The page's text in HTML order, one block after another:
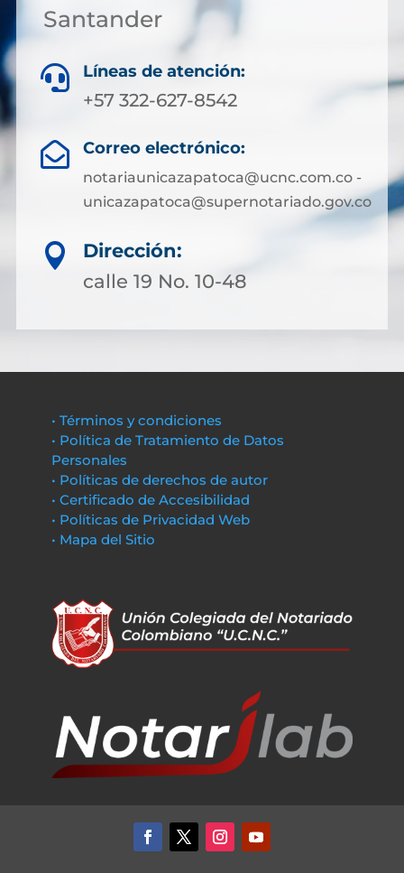
Santander
 Líneas de atención:
+57 322-627-8542
 Correo electrónico:
notariaunicazapatoca@ucnc.com.co -
unicazapatoca@supernotariado.gov.co

Dirección:
calle 19 No. 10-48
• Términos y condiciones
• Política de Tratamiento de Datos
Personales
• Políticas de derechos de autor
• Certificado de Accesibilidad
• Políticas de Privacidad Web
• Mapa del Sitio